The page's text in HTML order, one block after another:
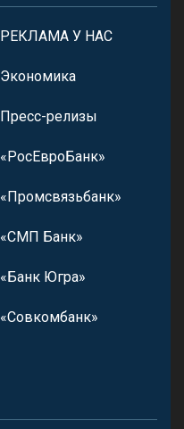
РЕКЛАМА У НАС
Экономика
Пресс-релизы
«РосЕвроБанк»
«Промсвязьбанк»
«СМП Банк»
«Банк Югра»
«Совкомбанк»